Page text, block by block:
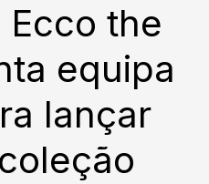
the
equipa
lançar